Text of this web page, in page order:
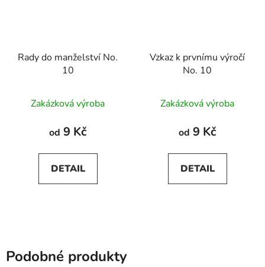
Rady do manželství No.
10
Zakázková výroba
od 9 Kč
DETAIL
Vzkaz k prvnímu výročí
No. 10
Zakázková výroba
od 9 Kč
DETAIL
Podobné produkty